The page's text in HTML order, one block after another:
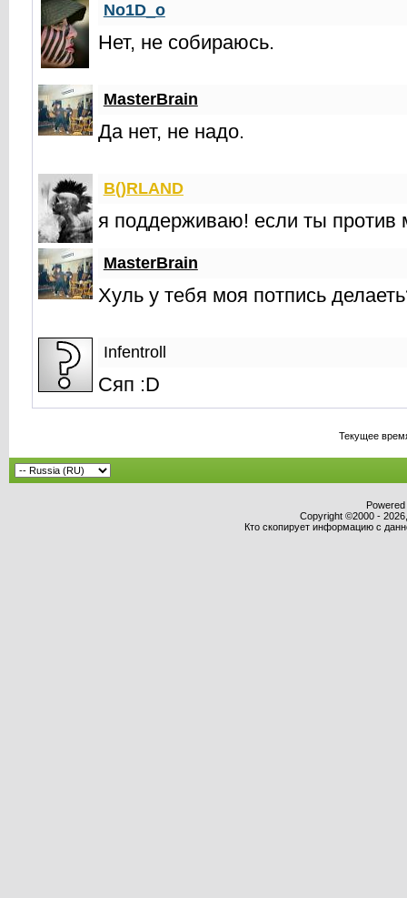
No1D_o
Нет, не собираюсь.
MasterBrain
Да нет, не надо.
B()RLAND
я поддерживаю! если ты против
MasterBrain
Хуль у тебя моя потпись
Infentroll
Сяп :D
Текущее
Copyright ©2000 -
Кто скопирует информацию с